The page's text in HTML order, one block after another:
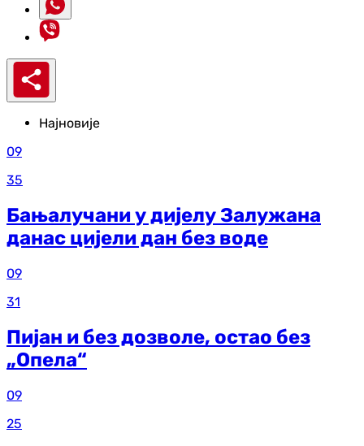
Најновије
09
35
Бањалучани у дијелу Залужана
данас цијели дан без воде
09
31
Пијан и без дозволе, остао без
„Опела“
09
25